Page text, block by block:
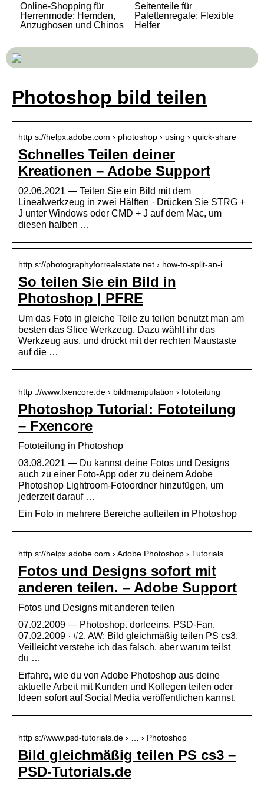
Online-Shopping für
Herrenmode: Hemden,
Anzughosen und Chinos
Seitenteile für
Palettenregale: Flexible
Helfer
Photoshop bild teilen
http s://helpx.adobe.com › photoshop › using › quick-share
Schnelles Teilen deiner
Kreationen – Adobe Support
02.06.2021 — Teilen Sie ein Bild mit dem
Linealwerkzeug in zwei Hälften · Drücken Sie STRG +
J unter Windows oder CMD + J auf dem Mac, um
diesen halben …
http s://photographyforrealestate.net › how-to-split-an-i…
So teilen Sie ein Bild in
Photoshop | PFRE
Um das Foto in gleiche Teile zu teilen benutzt man am
besten das Slice Werkzeug. Dazu wählt ihr das
Werkzeug aus, und drückt mit der rechten Maustaste
auf die …
http ://www.fxencore.de › bildmanipulation › fototeilung
Photoshop Tutorial: Fototeilung
– Fxencore
Fototeilung in Photoshop
03.08.2021 — Du kannst deine Fotos und Designs
auch zu einer Foto-App oder zu deinem Adobe
Photoshop Lightroom-Fotoordner hinzufügen, um
jederzeit darauf …
Ein Foto in mehrere Bereiche aufteilen in Photoshop
http s://helpx.adobe.com › Adobe Photoshop › Tutorials
Fotos und Designs sofort mit
anderen teilen. – Adobe Support
Fotos und Designs mit anderen teilen
07.02.2009 — Photoshop. dorleeins. PSD-Fan.
07.02.2009 · #2. AW: Bild gleichmäßig teilen PS cs3.
Veilleicht verstehe ich das falsch, aber warum teilst
du …
Erfahre, wie du von Adobe Photoshop aus deine
aktuelle Arbeit mit Kunden und Kollegen teilen oder
Ideen sofort auf Social Media veröffentlichen kannst.
http s://www.psd-tutorials.de › … › Photoshop
Bild gleichmäßig teilen PS cs3 –
PSD-Tutorials.de